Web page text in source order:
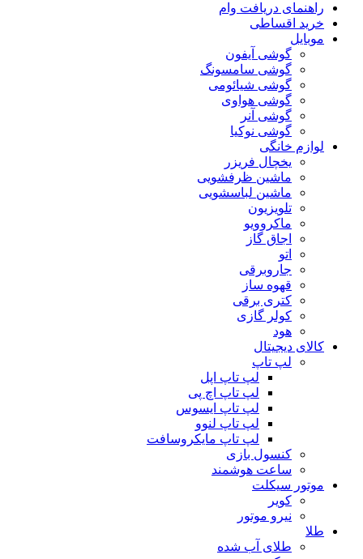
راهنمای دریافت وام
خرید اقساطی
موبایل
گوشی آیفون
گوشی سامسونگ
گوشی شیائومی
گوشی هواوی
گوشی آنر
گوشی نوکیا
لوازم خانگی
یخچال فریزر
ماشین ظرفشویی
ماشین لباسشویی
تلویزیون
ماکروویو
اجاق گاز
اتو
جاروبرقی
قهوه ساز
کتری برقی
کولر گازی
هود
کالای دیجیتال
لپ تاپ
لپ تاپ اپل
لپ تاپ اچ پی
لپ تاپ ایسوس
لپ تاپ لنوو
لپ تاپ مایکروسافت
کنسول بازی
ساعت هوشمند
موتور سیکلت
کویر
نیرو موتور
طلا
طلای آب شده